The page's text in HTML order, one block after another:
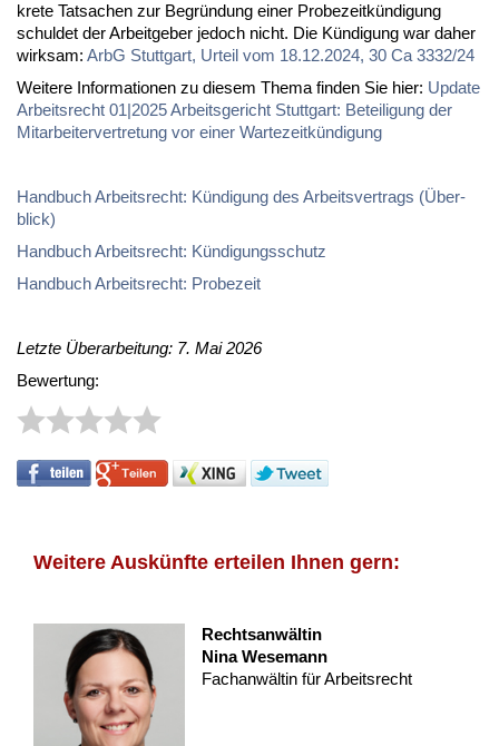
kre­te Tat­sa­chen zur Be­grün­dung ei­ner Pro­be­zeit­kün­di­gung
schul­det der Ar­beit­ge­ber je­doch nicht. Die Kün­di­gung war da­her
wirk­sam: ArbG Stutt­gart, Ur­teil vom 18.12.2024, 30 Ca 3332/24
Wei­te­re In­for­ma­tio­nen zu die­sem The­ma fin­den Sie hier: Up­date
Ar­beits­recht 01|2025 Ar­beits­ge­richt Stutt­gart: Be­tei­li­gung der
Mit­ar­bei­ter­ver­tre­tung vor ei­ner War­te­zeit­kün­di­gung
Hand­buch Ar­beits­recht: Kün­di­gung des Ar­beits­ver­trags (Über­
blick)
Hand­buch Ar­beits­recht: Kün­di­gungs­schutz
Hand­buch Ar­beits­recht: Pro­be­zeit
Letzte Überarbeitung: 7. Mai 2026
Bewertung:
Weitere Auskünfte erteilen Ihnen gern:
Rechtsanwältin
Nina Wesemann
Fachanwältin für Arbeitsrecht